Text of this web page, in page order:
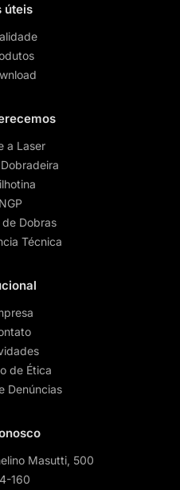
úteis
a Laser
NGP
de Dobras
Técnica
de Ética
Denúncias
Masutti, 500
160